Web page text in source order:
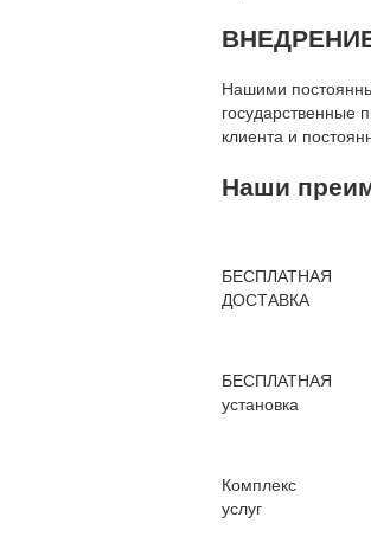
Нашими
государственные
клиента и
Наши
БЕСПЛАТНАЯ
ДОСТАВКА
БЕСПЛАТНАЯ
установка
Комплекс
услуг